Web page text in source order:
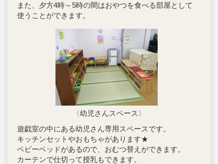
また、夕方4時～5時の間はおやつを食べる部屋として
使うことができます。
〈幼児さんスペース〉
遊戯室の中にある幼児さん専用スペースです。
キッチンセットやおもちゃがあります★
ベビーベッドがあるので、おむつ替えができます。
カーテンで仕切って授乳もできます。